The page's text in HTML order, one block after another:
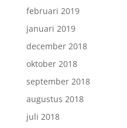
februari 2019
januari 2019
december 2018
oktober 2018
september 2018
augustus 2018
juli 2018